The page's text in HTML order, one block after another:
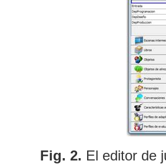
Fig. 2. El editor de